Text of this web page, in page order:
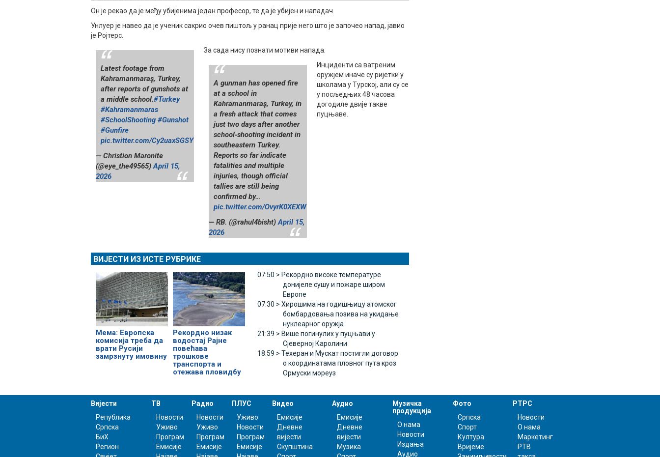
Он је рекао да је међу убијенима један професор, те да је убијен и нападач.
Унлуер је навео да је ученик сакрио очев пиштољ у ранац прије него што је започео напад, јавио
је Ројтерс.
Latest footage from
Kahramanmaraş, Turkey,
after reports of gunshots at
a middle school.#Turkey
#Kahramanmaras
#SchoolShooting #Gunshot
#Gunfire
pic.twitter.com/Cy2uaxSGSY
— Christion Maronite
(@eye_the49565)April 15,
2026
За сада нису познати мотиви напада.
A gunman has opened fire
at a school in
Kahramanmaraş, Turkey, in
a fresh attack that comes
just two days after another
school‑shooting incident in
southeastern Turkey.
Reports so far indicate
fatalities and multiple
injuries, though official
tallies are still being
confirmed by…
pic.twitter.com/OvyrK0XEXW
— RB. (@rahul4bisht)April 15,
2026
Инциденти са ватреним
оружјем иначе су ријетки у
школама у Турској, али су се
у посљедњих 48 часова
догодиле двије такве
пуцњаве.
ВИЈЕСТИ ИЗ ИСТЕ РУБРИКЕ
Мема: Европска
комисија треба да
врати Русији
замрзнуту имовину
Рекордно низак
водостај Рајне
повећава
трошкове
транспорта и
отежава пловидбу
07:50 > Рекордно високе температуре
донијеле сушу и пожаре широм
Европе
07:30 > Хирошима на годишњицу атомског
бомбардовања позива на укидање
нуклеарног оружја
21:39 > Више погинулих у пуцњави у
Сјеверној Каролини
18:59 > Техеран и Мускат постигли договор
о координатама пловног пута кроз
Ормуски мореуз
Вијести
Република
Српска
БиХ
Регион
ТВ
Новости
Уживо
Програм
Емисије
Радио
Новости
Уживо
Програм
Емисије
ПЛУС
Уживо
Новости
Програм
Емисије
Видео
Емисије
Дневне
вијести
Скупштина
Аудио
Емисије
Дневне
вијести
Музика
Музичка
продукција
О нама
Новости
Издања
Аудио
Фото
Српска
Спорт
Култура
Вријеме
РТРС
Новости
О нама
Маркетинг
РТВ